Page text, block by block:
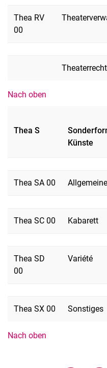
Thea RV
00
Nach oben
Thea S
Künste
Thea SA 00
Thea SC 00 Kabarett
Thea SD
00
Variété
Thea SX 00 Sonstiges
Nach oben